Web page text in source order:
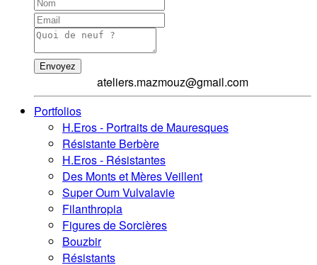
Envoyez
ateliers.mazmouz@gmail.com
Portfolios
H.Eros - Portraits de Mauresques
Résistante Berbère
H.Eros - Résistantes
Des Monts et Mères Veillent
Super Oum Vulvalavie
Filanthropia
Figures de Sorcières
Bouzbir
Résistants